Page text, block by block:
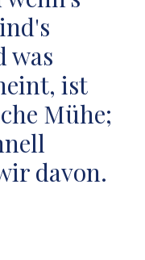
was
ist
Mühe;
davon.